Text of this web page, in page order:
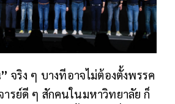
จริง ๆ บางทีอาจไม่ต้องตั้งพรรค
รย์ดี ๆ สักคนในมหาวิทยาลัย ก็